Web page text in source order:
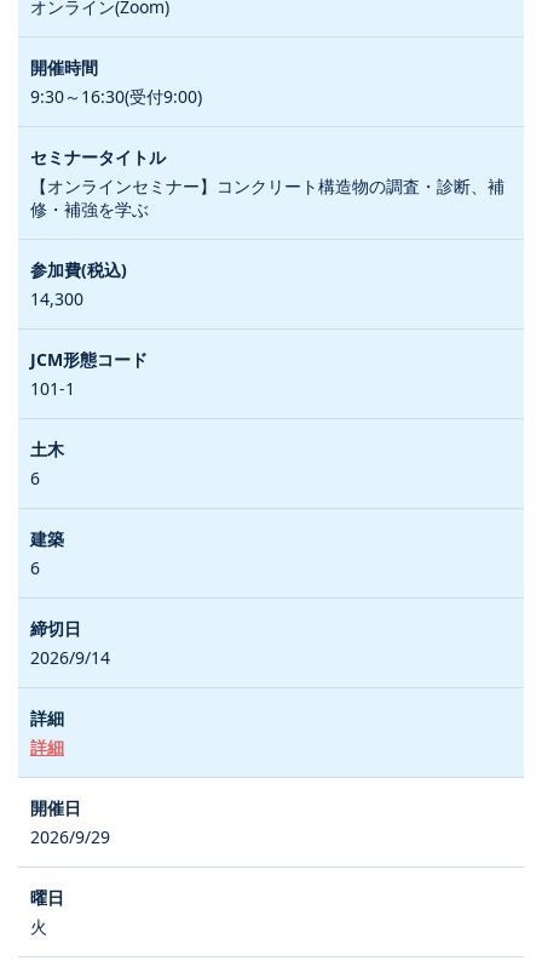
オンライン(Zoom)
9:30～16:30(受付9:00)
【オンラインセミナー】コンクリート構造物の調査・診断、補
修・補強を学ぶ
14,300
101-1
6
6
2026/9/14
詳細
2026/9/29
火